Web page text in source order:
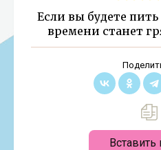
Если вы будете
времени станет
Вставить